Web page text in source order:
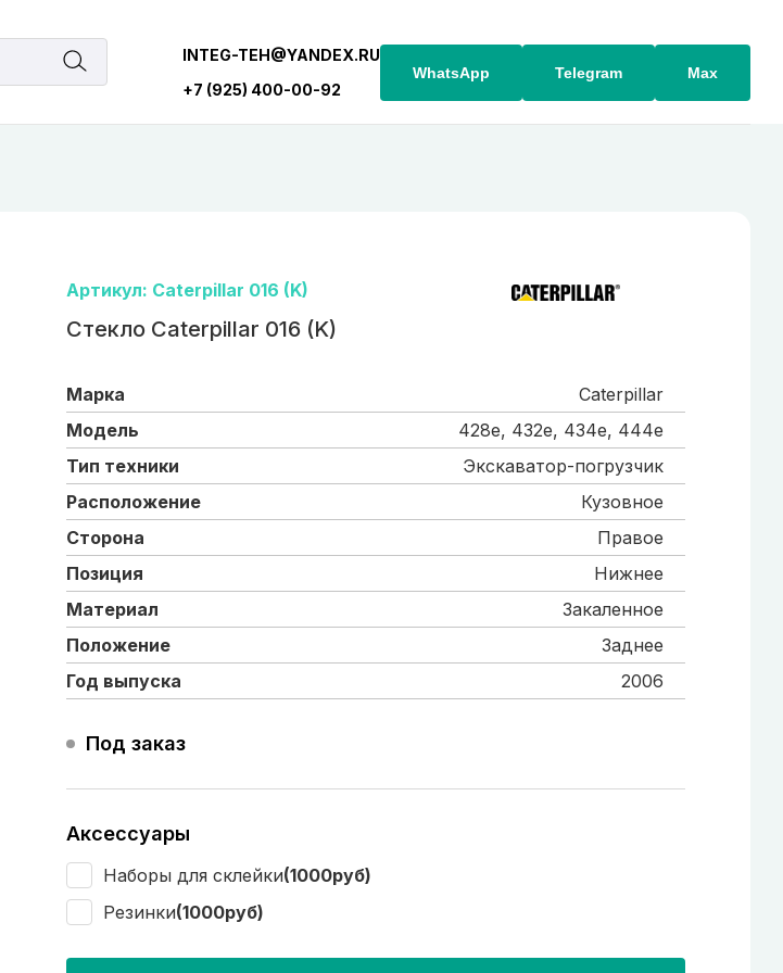
INTEG-TEH@YANDEX.RU
+7 (925) 400-00-92
WhatsApp Telegram Max
Артикул: Caterpillar 016 (K)
Стекло Caterpillar 016 (K)
Марка
Caterpillar
Модель
428e, 432e, 434e, 444e
Тип техники
Экскаватор-погрузчик
Расположение
Кузовное
Сторона
Правое
Позиция
Нижнее
Материал
Закаленное
Положение
Заднее
Год выпуска
2006
Под заказ
Аксессуары
Наборы для склейки(1000руб)
Резинки(1000руб)